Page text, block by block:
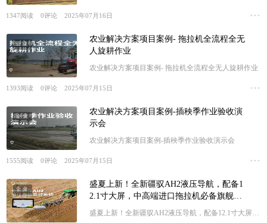
1347阅读 0评论 2025年07月16日
企业
农业解决方案项目案例- 拖拉机全流程全无
人旋耕作业
农业解决方案项目案例- 拖拉机全流程全无人旋耕作业
1393阅读 0评论 2025年07月15日
企业
农业解决方案项目案例-插秧季作业验收演
示会
农业解决方案项目案例-插秧季作业验收演示会
1555阅读 0评论 2025年07月15日
企业
盛夏上新！全新疆驭AH2液压导航，配备1
2.1寸大屏，中高端进口拖拉机必备旗舰导
航！
盛夏上新！全新疆驭AH2液压导航，配备12.1寸大屏，